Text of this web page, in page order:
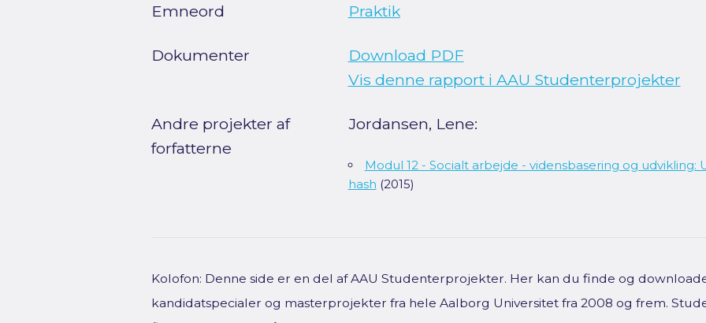
Emneord Praktik
Dokumenter
Download PDF
Vis denne rapport i AAU Studenterprojekter
Andre projekter af
forfatterne
Jordansen, Lene:
Modul 12 - Socialt arbejde - vidensbasering og
hash (2015)
Kolofon: Denne side er en del af AAU Studenterprojekter. Her kan du finde og
kandidatspecialer og masterprojekter fra hele Aalborg Universitet fra 2008 og frem.